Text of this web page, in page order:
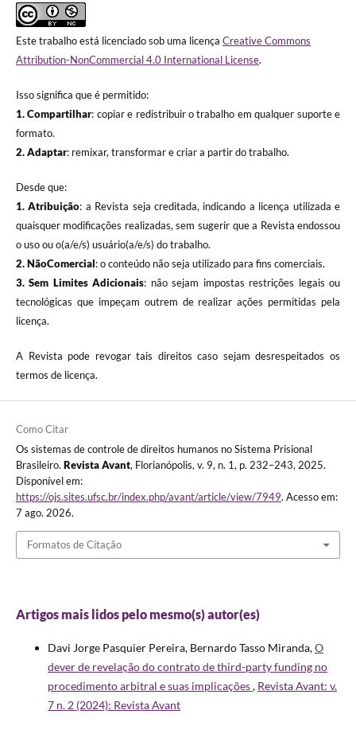
Este trabalho está licenciado sob uma licença Creative Commons
Attribution-NonCommercial 4.0 International License.
Isso significa que é permitido:
1. Compartilhar: copiar e redistribuir o trabalho em qualquer suporte e
formato.
2. Adaptar: remixar, transformar e criar a partir do trabalho.
Desde que:
1. Atribuição: a Revista seja creditada, indicando a licença utilizada e
quaisquer modificações realizadas, sem sugerir que a Revista endossou
o uso ou o(a/e/s) usuário(a/e/s) do trabalho.
2. NãoComercial: o conteúdo não seja utilizado para fins comerciais.
3.Sem Limites Adicionais: não sejam impostas restrições legais ou
tecnológicas que impeçam outrem de realizar ações permitidas pela
licença.
A Revista pode revogar tais direitos caso sejam desrespeitados os
termos de licença.
Como Citar
Os sistemas de controle de direitos humanos no Sistema Prisional
Brasileiro. Revista Avant, Florianópolis, v. 9, n. 1, p. 232–243, 2025.
Disponível em:
https://ojs.sites.ufsc.br/index.php/avant/article/view/7949. Acesso em:
7 ago. 2026.
Formatos de Citação
Artigos mais lidos pelo mesmo(s) autor(es)
Davi Jorge Pasquier Pereira, Bernardo Tasso Miranda,O
dever de revelação do contrato de third-party funding no
procedimento arbitral e suas implicações, Revista Avant: v.
7 n. 2 (2024): Revista Avant